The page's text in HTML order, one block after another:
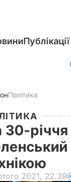
Політика
30-річчя
2021, 22.39